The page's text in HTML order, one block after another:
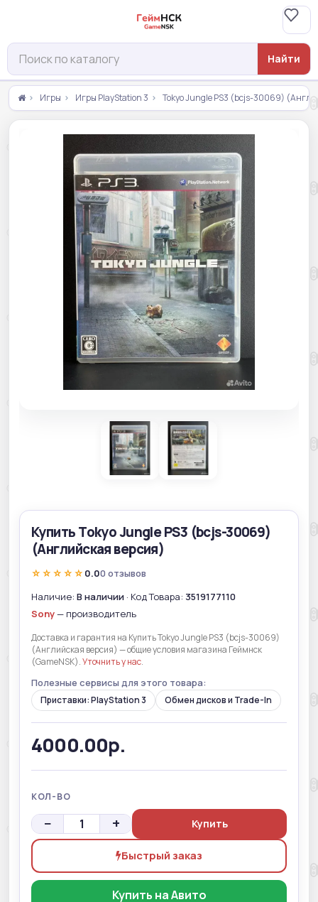
Найти
Игры Игры PlayStation 3 Tokyo Jungle PS3 (bcjs-30069)
Купить Tokyo Jungle PS3 (bcjs-30069)
(Английская версия)
☆☆☆☆☆ 0.00 отзывов
Наличие: В наличии · Код Товара: 3519177110
Sony— производитель
Доставка и гарантия на Купить Tokyo Jungle PS3 (bcjs-30069)
(Английская версия) — общие условия магазина Геймнск
(GameNSK).Уточнить у нас.
Полезные сервисы для этого товара:
Приставки: PlayStation 3 Обмен дисков и Trade-In
4000.00р.
КОЛ-ВО
− + Купить
Быстрый заказ
Купить на Авито